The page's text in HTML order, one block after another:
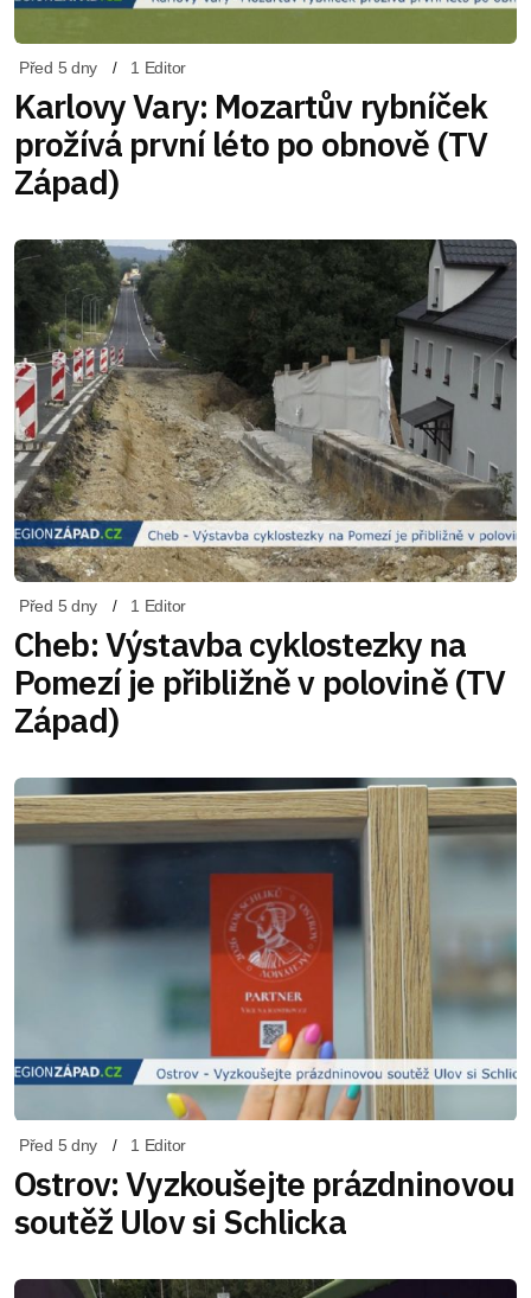
Před 5 dny 1 Editor
Karlovy Vary: Mozartův rybníček
prožívá první léto po obnově (TV
Západ)
Před 5 dny 1 Editor
Cheb: Výstavba cyklostezky na
Pomezí je přibližně v polovině (TV
Západ)
Před 5 dny 1 Editor
Ostrov: Vyzkoušejte prázdninovou
soutěž Ulov si Schlicka